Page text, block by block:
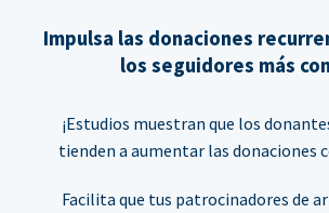
Impulsa las donaciones
los seguidores más
¡Estudios muestran que los
tienden a aumentar las donaciones
Facilita que tus patrocinadores de